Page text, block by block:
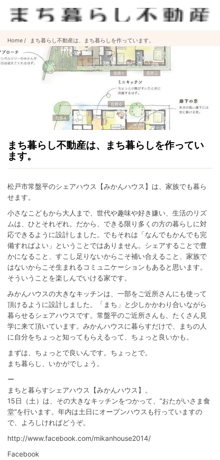
Home まち暮らし不動産は、まち暮らしを作っています。
まち暮らし不動産は、まち暮らしを作ってい
ます。
松戸市常盤平のシェアハウス【みかんハウス】は、家族でも暮ら
せます。
小さなこどもから大人まで、世代や趣味や好き嫌い、生活のリズ
ムは、ひとそれぞれ。だから、できる限り多くの方の暮らしに対
応できるように設計しました。でもそれは「なんでもかんでも完
備すればよい」ということではありません。シェアすることで豊
かになること、すこし足りないからこそ補い合えること、家族で
はないからこそ生まれるコミュニケーションもあると思います。
そういうことを楽しんでいける家です。
みかんハウスの大きなキッチンは、一部をご近所さんにも使って
頂けるように設計しました。「まち」と少しかかわり合いながら
暮らせるシェアハウスです。常盤平のご近所さんも、たくさん見
学に来て頂いています。みかんハウスに暮らすだけで、まちの人
に自分をちょっと知ってもらえるって、ちょっと良いかも。
まずは、ちょっとで良いんです。ちょっとで。
まち暮らし、いかがでしょう。
ー
まちと暮らすシェアハウス【みかんハウス】。
15日（土）は、その大きなキッチンをつかって、”おたがいさま食
堂”を行います。年内は土日にオープンハウスも行っていますの
で、よろしければどうぞ。
http://www.facebook.com/mikanhouse2014/
Facebook